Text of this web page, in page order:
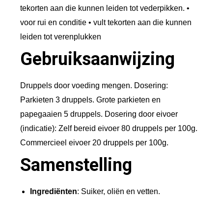
m
tekorten aan die kunnen leiden tot vederpikken. •
voor rui en conditie • vult tekorten aan die kunnen
leiden tot verenplukken
Gebruiksaanwijzing
Druppels door voeding mengen. Dosering:
Parkieten 3 druppels. Grote parkieten en
papegaaien 5 druppels. Dosering door eivoer
(indicatie): Zelf bereid eivoer 80 druppels per 100g.
Commercieel eivoer 20 druppels per 100g.
Samenstelling
Ingrediënten: Suiker, oliën en vetten.